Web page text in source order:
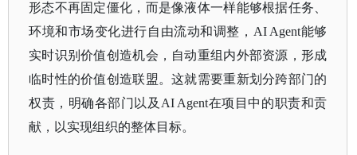
形态不再固定僵化，而是像液体一样能够根据任务、
环境和市场变化进行自由流动和调整，AI Agent能够
实时识别价值创造机会，自动重组内外部资源，形成
临时性的价值创造联盟。这就需要重新划分跨部门的
权责，明确各部门以及AI Agent在项目中的职责和贡
献，以实现组织的整体目标。